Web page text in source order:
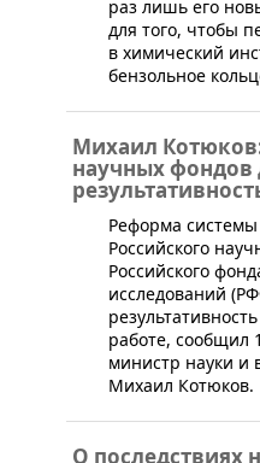
раз лишь его
для того, чтобы
в химический
бензольное
Михаил
научных фондов
​Реформа
Российского
Российского
исследований
работе, сообщил
министр науки и
Михаил Котюков.
О последствиях